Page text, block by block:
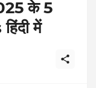
के 5
में